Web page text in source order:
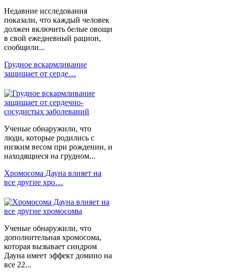
Недавние исследования
показали, что каждый человек
должен включить белые овощи
в свой ежедневный рацион,
сообщили...
Грудное вскармливание
защищает от серде…
Ученые обнаружили, что
люди, которые родились с
низким весом при рождении, и
находящиеся на грудном...
Хромосома Дауна влияет на
все другие хро…
Ученые обнаружили, что
дополнительная хромосома,
которая вызывает синдром
Дауна имеет эффект домино на
все 22...